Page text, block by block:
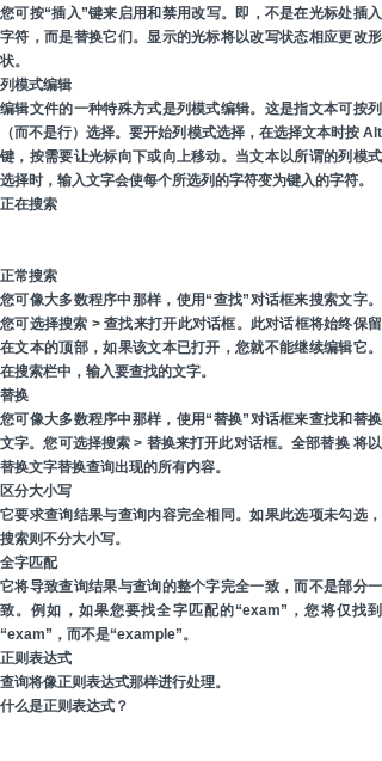
您可按“插入”键来启用和禁用改写。即，不是在光标处插入
字符，而是替换它们。显示的光标将以改写状态相应更改形
状。
列模式编辑
编辑文件的一种特殊方式是列模式编辑。这是指文本可按列
（而不是行）选择。要开始列模式选择，在选择文本时按 Alt
键，按需要让光标向下或向上移动。当文本以所谓的列模式
选择时，输入文字会使每个所选列的字符变为键入的字符。
正在搜索
正常搜索
您可像大多数程序中那样，使用“查找”对话框来搜索文字。
您可选择搜索 > 查找来打开此对话框。此对话框将始终保留
在文本的顶部，如果该文本已打开，您就不能继续编辑它。
在搜索栏中，输入要查找的文字。
替换
您可像大多数程序中那样，使用“替换”对话框来查找和替换
文字。您可选择搜索 > 替换来打开此对话框。全部替换 将以
替换文字替换查询出现的所有内容。
区分大小写
它要求查询结果与查询内容完全相同。如果此选项未勾选，
搜索则不分大小写。
全字匹配
它将导致查询结果与查询的整个字完全一致，而不是部分一
致。例如，如果您要找全字匹配的“exam”，您将仅找到
“exam”，而不是“example”。
正则表达式
查询将像正则表达式那样进行处理。
什么是正则表达式？